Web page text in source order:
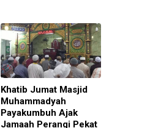
Khatib Jumat Masjid
Muhammadyah
Payakumbuh Ajak
Jamaah Perangi Pekat